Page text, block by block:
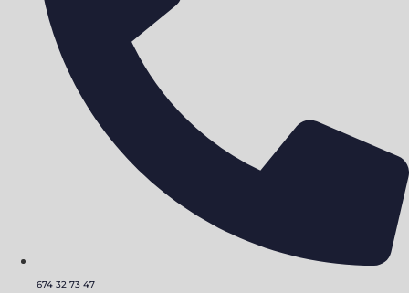
674 32 73 47